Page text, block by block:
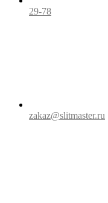
29-78
zakaz@slitmaster.ru